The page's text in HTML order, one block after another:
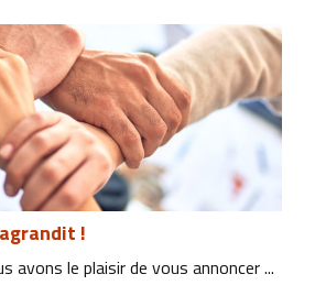
!
avons le plaisir de vous annoncer ...